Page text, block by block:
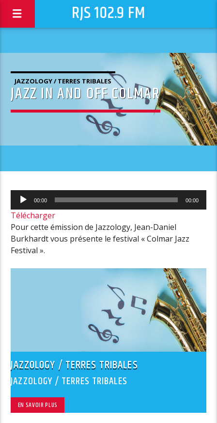
RJS 102.9 FM
JAZZOLOGY / TERRES TRIBALES
JAZZ IN AND OFF COLMAR
Lecteur
audio
00:00 00:00
Télécharger
Pour cette émission de Jazzology, Jean-Daniel
Burkhardt vous présente le festival « Colmar Jazz
Festival ».
JAZZOLOGY / TERRES TRIBALES
JAZZOLOGY / TERRES TRIBALES
EN SAVOIR PLUS